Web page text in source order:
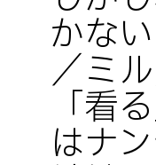
かな
／ミ
「看
はナ